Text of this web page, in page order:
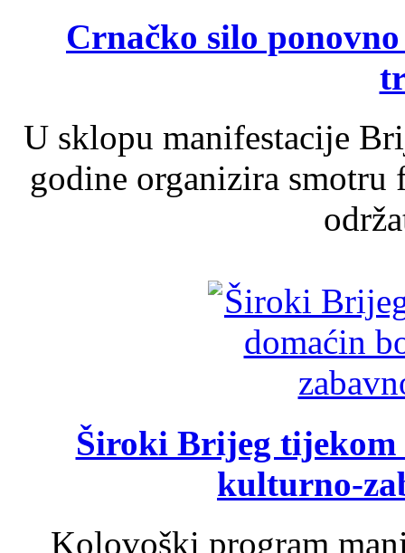
Crnačko silo
U sklopu manifestacije
godine organizira
Široki Brijeg tijekom
kulturno-
Kolovoški program